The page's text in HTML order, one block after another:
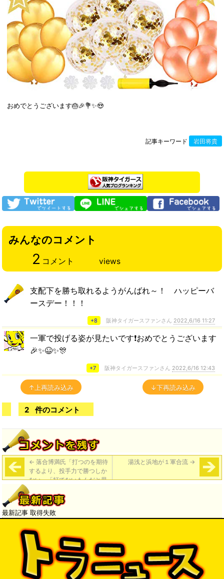
おめでとうございます🎂🎉💐✨😍
記事キーワード 岩田将貴
みんなのコメント
2 コメント views
支配下を勝ち取れるようがんばれ～！ ハッピーバ
ースデー！！！
+8 阪神タイガースファンさん 2022,6/16 11:27
一軍で投げる姿が見たいです❗おめでとうございます
🎉✨😆✨🎊
+7 阪神タイガースファンさん 2022,6/16 12:43
↑上再読み込み ↓下再読み込み
2 件のコメント
← 落合博満氏「打つのを期待
するより、投手力で勝つしか
ない」「打てないもんだと思
って野球をやればいいじゃな
いか」
湯浅と浜地が１軍合流 →
最新記事 取得失敗